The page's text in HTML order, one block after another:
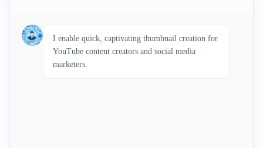
I enable quick, captivating thumbnail creation for
YouTube content creators and social media
marketers.